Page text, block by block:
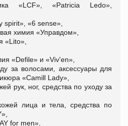
«LCF», «Patricia Ledo»,
«6 sense»,
химия «Управдом»,
«Lito»,
«Defile» и «Viv'en»,
за волосами, аксессуары для
«Camill Lady»,
рук, ног, средства по уходу за
лица и тела, средства по
for men»,